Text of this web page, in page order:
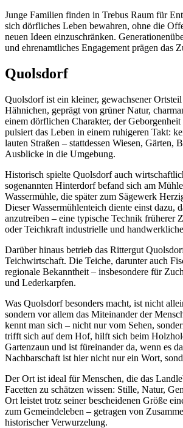
Junge Familien finden in Trebus Raum für
sich dörfliches Leben bewahren, ohne die
neuen Ideen einzuschränken.
und ehrenamtliches Engagement prägen das
Quolsdorf
Quolsdorf ist ein kleiner, gewachsener
Hähnichen, geprägt von grüner Natur,
einem dörflichen Charakter, der
pulsiert das Leben in einem ruhigeren Takt:
lauten Straßen – stattdessen Wiesen, Gärten,
Ausblicke in die Umgebung.
Historisch spielte Quolsdorf auch
sogenannten Hinterdorf befand sich am
Wassermühle, die später zum Sägewerk
Dieser Wassermühlenteich diente einst dazu,
anzutreiben – eine typische Technik früherer
oder Teichkraft industrielle und
Darüber hinaus betrieb das Rittergut
Teichwirtschaft. Die Teiche, darunter auch
regionale Bekanntheit – insbesondere für
und Lederkarpfen.
Was Quolsdorf besonders macht, ist nicht
sondern vor allem das Miteinander der
kennt man sich – nicht nur vom Sehen,
trifft sich auf dem Hof, hilft sich beim
Gartenzaun und ist füreinander da, wenn es
Nachbarschaft ist hier nicht nur ein Wort,
Der Ort ist ideal für Menschen, die das
Facetten zu schätzen wissen: Stille, Natur,
Ort leistet trotz seiner bescheidenen Größe
zum Gemeindeleben – getragen von
historischer Verwurzelung.